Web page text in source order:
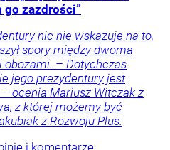
go zazdrości”
nic nie wskazuje na to,
spory między dwoma
– Dotychczas
jego prezydentury jest
ocenia Mariusz Witczak z
z której możemy być
z Rozwoju Plus.
i komentarze